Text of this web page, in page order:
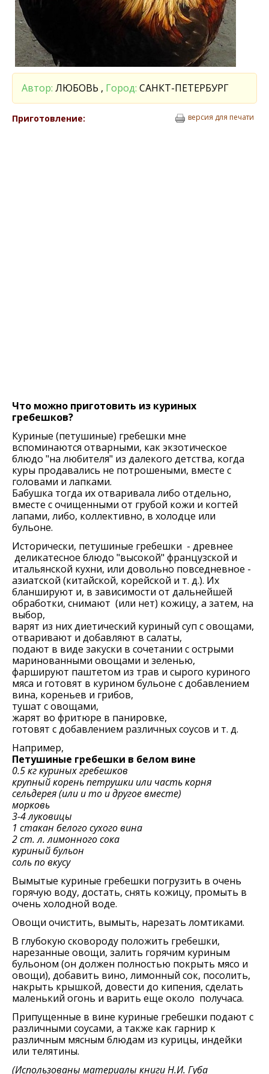
Автор: ЛЮБОВЬ , Город: САНКТ-ПЕТЕРБУРГ
Приготовление: версия для печати
Что можно приготовить из куриных
гребешков?
Куриные (петушиные) гребешки мне
вспоминаются отварными, как экзотическое
блюдо "на любителя" из далекого детства, когда
куры продавались не потрошеными, вместе с
головами и лапками.
Бабушка тогда их отваривала либо отдельно,
вместе с очищенными от грубой кожи и когтей
лапами, либо, коллективно, в холодце или
бульоне.
Исторически, петушиные гребешки - древнее
деликатесное блюдо "высокой" французской и
итальянской кухни, или довольно повседневное -
азиатской (китайской, корейской и т. д.). Их
бланшируют и, в зависимости от дальнейшей
обработки, снимают (или нет) кожицу, а затем, на
выбор,
варят из них диетический куриный суп с овощами,
отваривают и добавляют в салаты,
подают в виде закуски в сочетании с острыми
маринованными овощами и зеленью,
фаршируют паштетом из трав и сырого куриного
мяса и готовят в курином бульоне с добавлением
вина, кореньев и грибов,
тушат с овощами,
жарят во фритюре в панировке,
готовят с добавлением различных соусов и т. д.
Например,
Петушиные гребешки в белом вине
0.5 кг куриных гребешков
крупный корень петрушки или часть корня
сельдерея (или и то и другое вместе)
морковь
3-4 луковицы
1 стакан белого сухого вина
2 ст. л. лимонного сока
куриный бульон
соль по вкусу
Вымытые куриные гребешки погрузить в очень
горячую воду, достать, снять кожицу, промыть в
очень холодной воде.
Овощи очистить, вымыть, нарезать ломтиками.
В глубокую сковороду положить гребешки,
нарезанные овощи, залить горячим куриным
бульоном (он должен полностью покрыть мясо и
овощи), добавить вино, лимонный сок, посолить,
накрыть крышкой, довести до кипения, сделать
маленький огонь и варить еще около получаса.
Припущенные в вине куриные гребешки подают с
различными соусами, а также как гарнир к
различным мясным блюдам из курицы, индейки
или телятины.
(Использованы материалы книги Н.И. Губа